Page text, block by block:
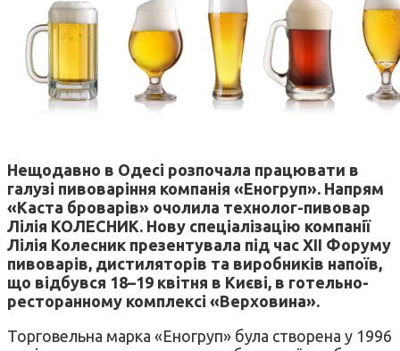
Нещодавно в Одесі розпочала працювати в
галузі пивоваріння компанія «Еногруп». Напрям
«Каста броварів» очолила технолог-пивовар
Лілія КОЛЕСНИК. Нову спеціалізацію компанії
Лілія Колесник презентувала під час XII Форуму
пивоварів, дистиляторів та виробників напоїв,
що відбувся 18–19 квітня в Києві, в готельно-
ресторанному комплексі «Верховина».
Торговельна марка «Еногруп» була створена у 1996